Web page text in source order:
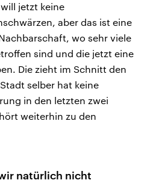
jetzt keine
aber das ist eine
wo sehr viele
sind und die jetzt eine
Die zieht im Schnitt den
selber hat keine
in den letzten zwei
weiterhin zu den
natürlich nicht